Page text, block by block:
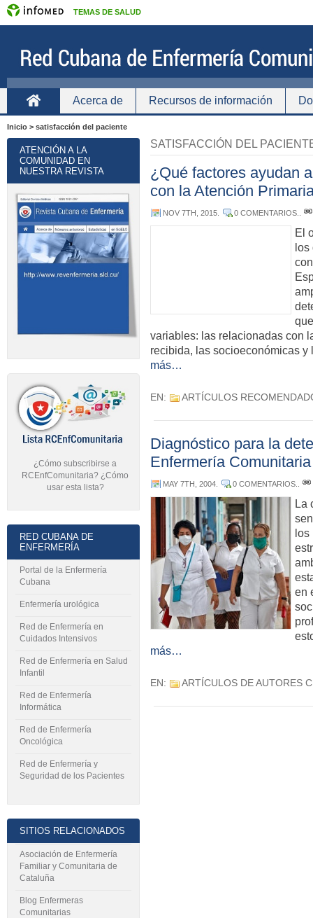
TEMAS DE SALUD
Acerca de Recursos de información
Inicio > satisfacción del paciente
SATISFACCIÓN DEL
¿Qué factores ayudan
con la Atención
NOV 7TH, 2015. 0 COMENTARIOS.
El
variables: las relacionadas con
recibida, las socioeconómicas
más…
EN: ARTÍCULOS
Diagnóstico para la
Enfermería Comunitaria
MAY 7TH, 2004. 0 COMENTARIOS.
La
en
más…
EN: ARTÍCULOS DE AUTORES
ATENCIÓN A LA
COMUNIDAD EN
NUESTRA REVISTA
¿Cómo subscribirse a
RCEnfComunitaria? ¿Cómo
usar esta lista?
RED CUBANA DE
ENFERMERÍA
Portal de la Enfermería
Cubana
Enfermería urológica
Red de Enfermería en
Cuidados Intensivos
Red de Enfermería en Salud
Infantil
Red de Enfermería
Informática
Red de Enfermería
Oncológica
Red de Enfermería y
Seguridad de los Pacientes
SITIOS RELACIONADOS
Asociación de Enfermería
Familiar y Comunitaria de
Cataluña
Blog Enfermeras
Comunitarias